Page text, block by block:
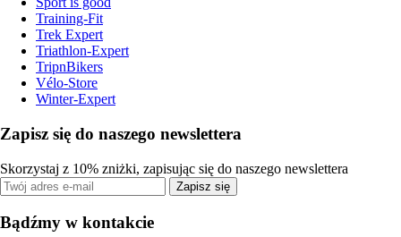
Training-Fit
Trek Expert
Triathlon-Expert
TripnBikers
Vélo-Store
Winter-Expert
Zapisz się do naszego newslettera
Skorzystaj z 10% zniżki, zapisując się do naszego newslettera
Zapisz się
Bądźmy w kontakcie